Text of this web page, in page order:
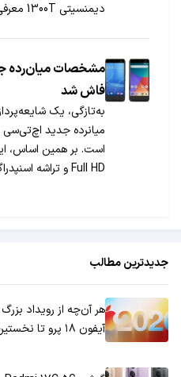
دیمنسیتی 1300T معرفی خواهد شد.
فاش شد
به‌تازگی، یک
Full HD و تراشه اسنپدراگون 630 مجهز خواهد بود.
جدیدترین مطالب
هر آن‌چه از رویداد بزرگ
آیفون ۱۸ پرو تا نخستین گوشی تاشو!